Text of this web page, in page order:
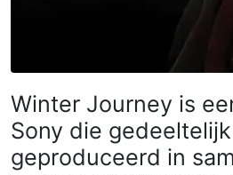
Winter Journey is
Sony die
geproduceerd in